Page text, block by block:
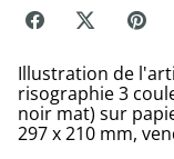
Illustration de
risographie 3
noir mat) sur
297 x 210 mm,